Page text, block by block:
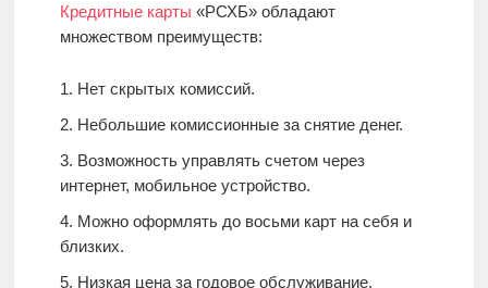
Кредитные карты «РСХБ» обладают
множеством преимуществ:
Нет скрытых комиссий.
Небольшие комиссионные за снятие денег.
Возможность управлять счетом через
интернет, мобильное устройство.
Можно оформлять до восьми карт на себя и
близких.
Низкая цена за годовое обслуживание.